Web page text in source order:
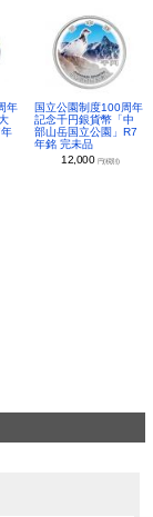
年
国立公園制度100周年
記念千円銀貨幣「中
部山岳国立公園」R7
年銘 完未品
12,000 円(税別)